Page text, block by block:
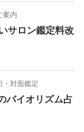
案内
サロン鑑定料改
・対面鑑定
バイオリズム占